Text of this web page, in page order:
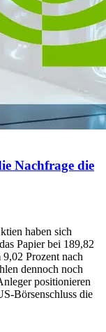
Nachfrage die
haben sich
Papier bei 189,82
Prozent nach
dennoch noch
positionieren
Börsenschluss die